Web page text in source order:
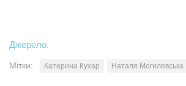
Джерело.
Мітки: Катерина Кухар Наталя Могилевська